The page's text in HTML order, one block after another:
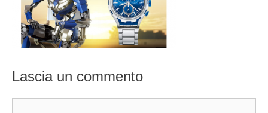
Lascia un commento